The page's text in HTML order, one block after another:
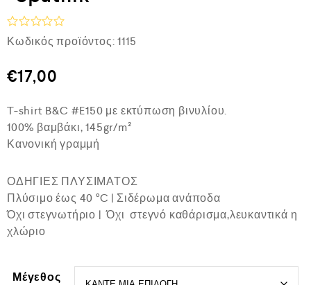
Β
α
μ
ο
γ
ή
θ
η
μ
ε
α
π
Κωδικός προϊόντος: 1115
€17,00
T-shirt B&C #E150 με εκτύπωση βινυλίου.
100% βαμβάκι, 145gr/m²
Κανονική γραμμή
ΟΔΗΓΙΕΣ ΠΛΥΣΙΜΑΤΟΣ
Πλύσιμο έως 40 °C | Σιδέρωμα ανάποδα
Όχι στεγνωτήριο | Όχι στεγνό καθάρισμα,λευκαντικά η
χλώριο
Μέγεθος